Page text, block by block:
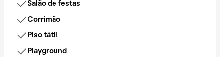
Salão de festas
Corrimão
Piso tátil
Playground